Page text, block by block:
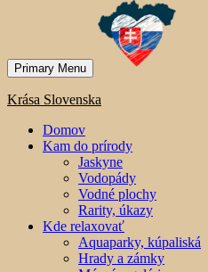
Primary Menu
Krása Slovenska
Domov
Kam do prírody
Jaskyne
Vodopády
Vodné plochy
Rarity, úkazy
Kde relaxovať
Aquaparky, kúpaliská
Hrady a zámky